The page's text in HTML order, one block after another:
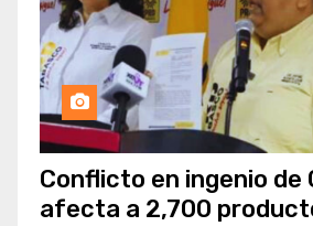
Conflicto en ingenio de
afecta a 2,700